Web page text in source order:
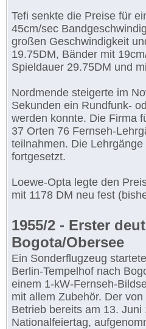
Tefi senkte die Preise für
45cm/sec
großen Geschwindigkeit
19.75DM, Bänder mit
Spieldauer 29.75DM und
Nordmende steigerte im
Sekunden ein Rundfunk-
werden konnte. Die Firma
37 Orten 76 Fernseh-
teilnahmen. Die
fortgesetzt.
Loewe-Opta legte den
mit 1178 DM neu fest
1955/2 - Erster
Bogota/Obersee
Ein Sonderflugzeug
Berlin-Tempelhof nach
einem 1-kW-Fernseh-
mit allem Zubehör. Der
Betrieb bereits am 13.
Nationalfeiertag,